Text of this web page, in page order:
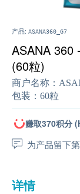
产品: ASANA360_G7
ASANA 360
(60粒)
商户名称：
包装： 60粒
赚取370积分
为产品留下
详情